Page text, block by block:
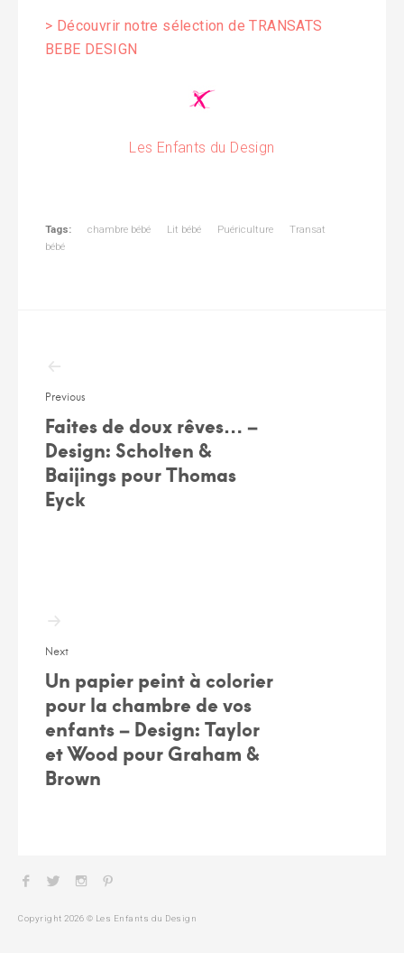
> Découvrir notre sélection de TRANSATS
BEBE DESIGN
Les Enfants du Design
Tags: chambre bébé Lit bébé Puériculture
Transat
bébé
Previous
Faites de doux rêves… –
Design: Scholten &
Baijings pour Thomas
Eyck
Next
Un papier peint à colorier
pour la chambre de vos
enfants – Design: Taylor
et Wood pour Graham &
Brown
FacebookTwitter Instagram
Copyright 2026 © Les Enfants du Design